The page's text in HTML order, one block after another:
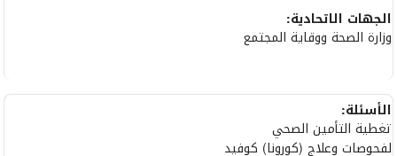
الجهات الاتحادية:
وزارة الصحة ووقاية المجتمع
الأسئلة:
تغطية التأمين الصحي
لفحوصات وعلاج (كورونا) كوفيد